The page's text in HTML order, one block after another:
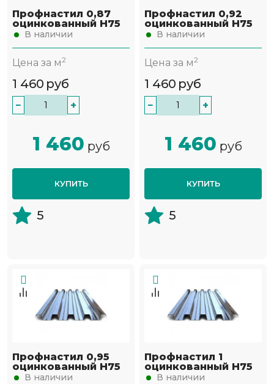
Профнастил 0,87
оцинкованный Н75
В наличии
Цена за м2
1 460 руб
− +
1 460 руб
КУПИТЬ
5
Профнастил 0,92
оцинкованный Н75
В наличии
Цена за м2
1 460 руб
− +
1 460 руб
КУПИТЬ
5
Профнастил 0,95
оцинкованный Н75
В наличии
Профнастил 1
оцинкованный Н75
В наличии